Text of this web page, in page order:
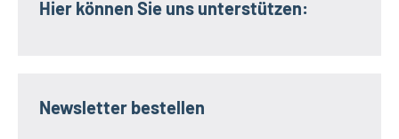
Hier können Sie uns unterstützen:
Newsletter bestellen